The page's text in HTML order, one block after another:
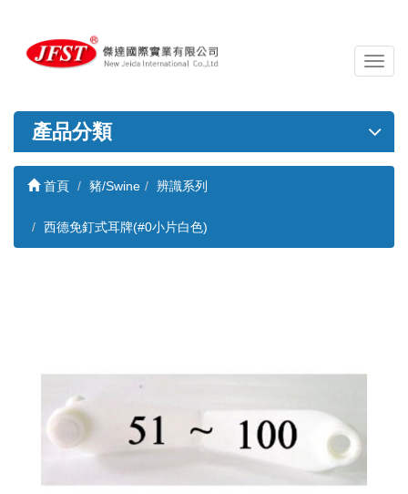
導
覽
關
產品分類
首頁 豬/Swine 辨識系列
西德免釘式耳牌(#0小片白色)